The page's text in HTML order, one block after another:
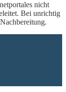
nicht
Bei unrichtig